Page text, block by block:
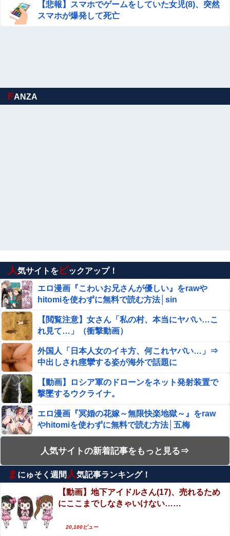
【悲報】スマホでゲームをしていた女児(8)、突然
スマホが爆発して死亡
FANZA
人気サイトをピックアップ！
エロ漫画『こわいお兄さんが優しい』をrawや
hitomiを使わずに無料で読む方法│sin
【閲覧注意】女さん「私の村、本当にヤバい…こ
れ見て…」（衝撃動画）
外国人「日本人女のイキ方、何これヤバい…」⇒
中出しされ痙攣する姿が海外で話題に
【動画】ロシア軍のドローンをネット発射装置で
撃墜するウクライナ。
エロ漫画『冥婚の花嫁～無限快楽地獄～』をraw
やhitomiを使わずに無料で読む方法│五梅
【閲覧注意】イスラム教徒の指導者、11歳の女子
小学生をめちゃくちゃにヤってしまう…（動画あ
り）
【60時間⇒150円】コスパ最強50タイトル3526分
収録発見！グラドル流出ほかがセールで更に半
額！
【動画】タイのティパンコーン王子が日本人女性
とデートか？
人気サイトの新着記事をもっと見る⇒
ま にゅそく週間 人気記事ランキング！
【動画】地下アイドルさん(17)、売れるため
にここまでしなきゃいけない……
20,100ビュー